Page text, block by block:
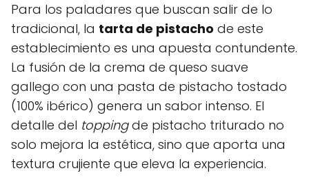
Para los paladares que buscan salir de lo
tradicional, la tarta de pistacho de este
establecimiento es una apuesta contundente.
La fusión de la crema de queso suave
gallego con una pasta de pistacho tostado
(100% ibérico) genera un sabor intenso. El
detalle del toppingde pistacho triturado no
solo mejora la estética, sino que aporta una
textura crujiente que eleva la experiencia.